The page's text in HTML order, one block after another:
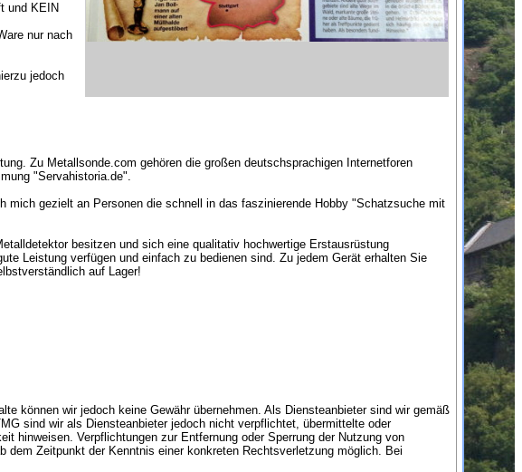
und KEIN
nur nach
jedoch
Zu Metallsonde.com gehören die großen deutschsprachigen Internetforen
"Servahistoria.de".
gezielt an Personen die schnell in das faszinierende Hobby "Schatzsuche mit
besitzen und sich eine qualitativ hochwertige Erstausrüstung
Leistung verfügen und einfach zu bedienen sind. Zu jedem Gerät erhalten Sie
auf Lager!
können wir jedoch keine Gewähr übernehmen. Als Diensteanbieter sind wir gemäß
sind wir als Diensteanbieter jedoch nicht verpflichtet, übermittelte oder
hinweisen. Verpflichtungen zur Entfernung oder Sperrung der Nutzung von
dem Zeitpunkt der Kenntnis einer konkreten Rechtsverletzung möglich. Bei